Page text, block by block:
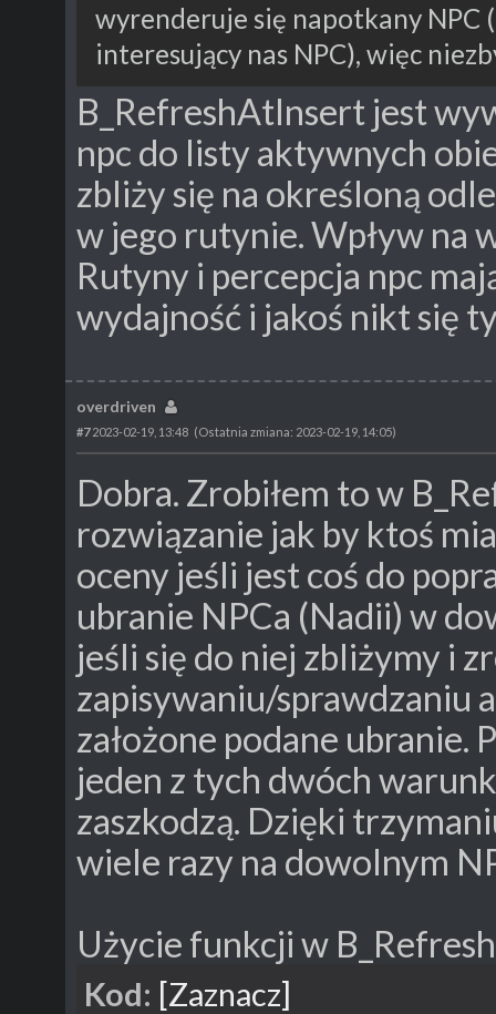
wyrenderuje się napotkany NPC
interesujący nas NPC), więc
B_RefreshAtInsert jest
npc do listy aktywnych
zbliży się na określoną
w jego rutynie. Wpływ na
Rutyny i percepcja npc
wydajność i jakoś nikt się
overdriven
#72023-02-19, 13:48 (Ostatnia zmiana: 2023-02-19, 14:05)
Dobra. Zrobiłem to w
rozwiązanie jak by ktoś
oceny jeśli jest coś do
ubranie NPCa (Nadii) w
jeśli się do niej zbliżymy i
zapisywaniu/sprawdzaniu
założone podane ubranie.
jeden z tych dwóch
zaszkodzą. Dzięki
wiele razy na dowolnym
Użycie funkcji w
Kod: [Zaznacz]